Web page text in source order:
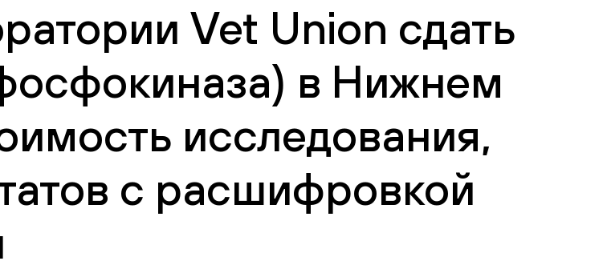
Vet Union сдать
в Нижнем
исследования,
с расшифровкой